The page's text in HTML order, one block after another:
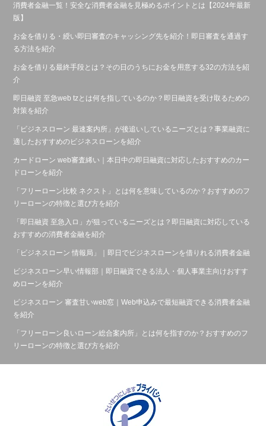
消費者金融一覧！安全な消費者金融を見極めるポイントとは【2024年最新
版】
お金を借りる・綬い即曰審査のキャッシング先を紹介！即日審査を通過す
る方法を紹介
お金を借りる最終手段とは？その日のうちにお金を用意する32の方法を紹
介
即日融資 至急web tzとは何を指しているのか？即日融資を受け取るための
対策を紹介
「ビジネスローン 最速案内所」が後追いしているニーズとは？事業融資に
適したおすすめのビジネスローンを紹介
カードローン web審査絺い｜本日中の即日融資に対応したおすすめのカー
ドローンを紹介
「フリーローン比較 ネクスト」とは何を意味しているのか？おすすめのフ
リーローンの特徴と選び方を紹介
「即日融資 至急入ロ」が狙っているニーズとは？即日融資に対応している
おすすめの消費者金融を紹介
「ビジネスローン 情報局」｜即日でビジネスローンを借りれる消費者金融
ビジネスローン早い情報部｜即日融資できる法人・個人事業主向けおすす
めローンを紹介
ビジネスローン 審査甘いweb窓｜Web申込みで最短融資できる消費者金融
を紹介
「フリーローン良いローン総合案内所」とは何を指すのか？おすすめのフ
リーローンの特徴と選び方を紹介